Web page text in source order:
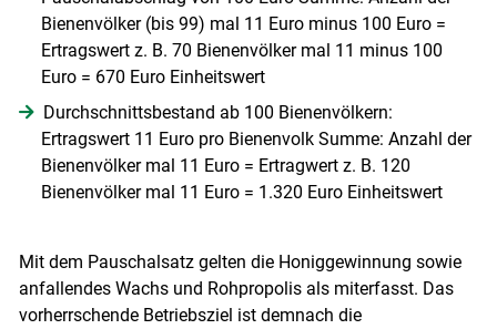
Bienenvölker (bis 99) mal 11 Euro minus 100 Euro =
Ertragswert z. B. 70 Bienenvölker mal 11 minus 100
Euro = 670 Euro Einheitswert
Durchschnittsbestand ab 100 Bienenvölkern:
Ertragswert 11 Euro pro Bienenvolk Summe: Anzahl der
Bienenvölker mal 11 Euro = Ertragwert z. B. 120
Bienenvölker mal 11 Euro = 1.320 Euro Einheitswert
Mit dem Pauschalsatz gelten die Honiggewinnung sowie
anfallendes Wachs und Rohpropolis als miterfasst. Das
vorherrschende Betriebsziel ist demnach die